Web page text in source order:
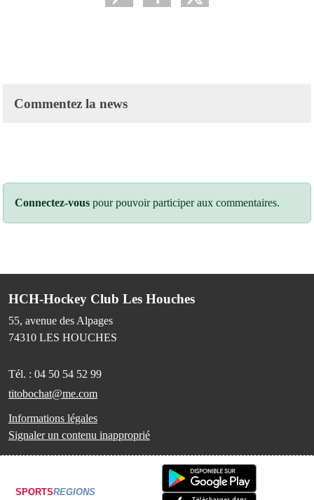
Commentez la news
Connectez-vous pour pouvoir participer aux commentaires.
HCH-Hockey Club Les Houches
55, avenue des Alpages
74310 LES HOUCHES
Tél. : 04 50 54 52 99
titobochat@me.com
Informations légales
Signaler un contenu inapproprié
SPORTSREGIONS